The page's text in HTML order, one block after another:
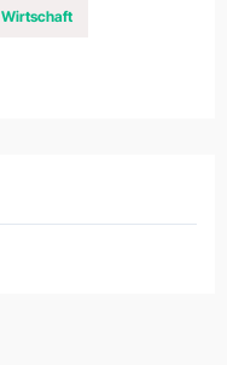
Wirtschaft